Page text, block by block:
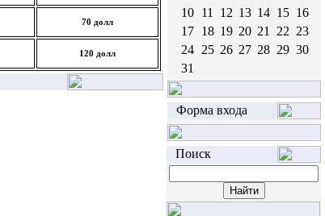
70 долл
120 долл
10 11 12 13 14 15 16
17 18 19 20 21 22 23
24 25 26 27 28 29 30
31
Форма входа
Поиск